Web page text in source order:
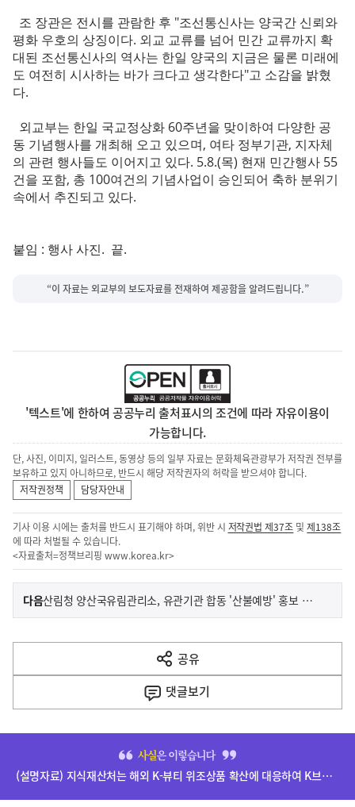
조 장관은 전시를 관람한 후 "조선통신사는 양국간 신뢰와
평화 우호의 상징이다. 외교 교류를 넘어 민간 교류까지 확
대된 조선통신사의 역사는 한일 양국의 지금은 물론 미래에
도 여전히 시사하는 바가 크다고 생각한다"고 소감을 밝혔
다.
외교부는 한일 국교정상화 60주년을 맞이하여 다양한 공
동 기념행사를 개최해 오고 있으며, 여타 정부기관, 지자체
의 관련 행사들도 이어지고 있다. 5.8.(목) 현재 민간행사 55
건을 포함, 총 100여건의 기념사업이 승인되어 축하 분위기
속에서 추진되고 있다.
붙임 : 행사 사진. 끝.
“이 자료는 외교부의 보도자료를 전재하여 제공함을 알려드립니다.”
'텍스트'에 한하여 공공누리 출처표시의 조건에 따라 자유이용이
가능합니다.
단, 사진, 이미지, 일러스트, 동영상 등의 일부 자료는 문화체육관광부가 저작권 전부를
보유하고 있지 아니하므로, 반드시 해당 저작권자의 허락을 받으셔야 합니다.
저작권정책
담당자안내
기사 이용 시에는 출처를 반드시 표기해야 하며, 위반 시 저작권법 제37조 및제138조
에 따라 처벌될 수 있습니다.
<자료출처=정책브리핑 www.korea.kr>
이
전
다
음
다음기
산림청 양산국유림관리소, 유관기관 합동 '산불예방' 홍보 캠페인 및 산림정화 활동 추진
공유
열
기
댓글보기
(설명자료) 지식재산처는 해외 K-뷰티 위조상품 확산에 대응하여 K브랜드 정부인증, 유통차단, 국제공조까지 K-브랜드 보호를 강화하고 있습니다.